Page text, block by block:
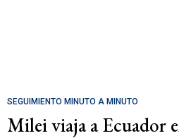
SEGUIMIENTO MINUTO A MINUTO
Milei viaja a Ecuador